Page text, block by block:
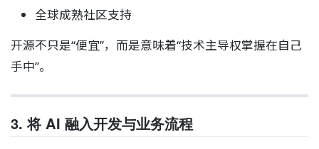
全球成熟社区支持
开源不只是“便宜”，而是意味着“技术主导权掌握在自己
手中”。
3. 将 AI 融入开发与业务流程